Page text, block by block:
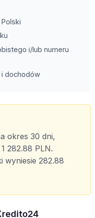
i/lub numeru
i dochodów
okres 30 dni,
282.88 PLN.
wyniesie 282.88